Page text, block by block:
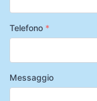
Telefono *
Messaggio